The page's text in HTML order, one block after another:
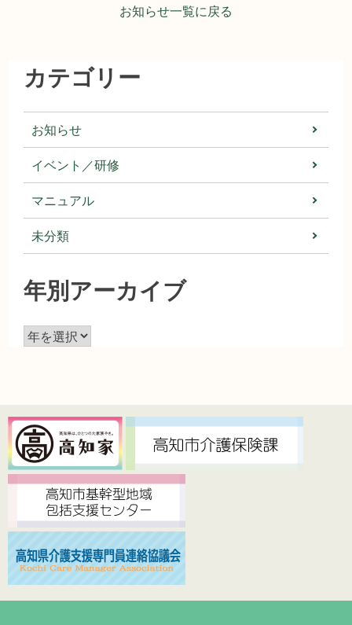
シ
ョ
ン
お知らせ一覧に戻る
カテゴリー
お知らせ
イベント／研修
マニュアル
未分類
年別アーカイブ
ア
ー